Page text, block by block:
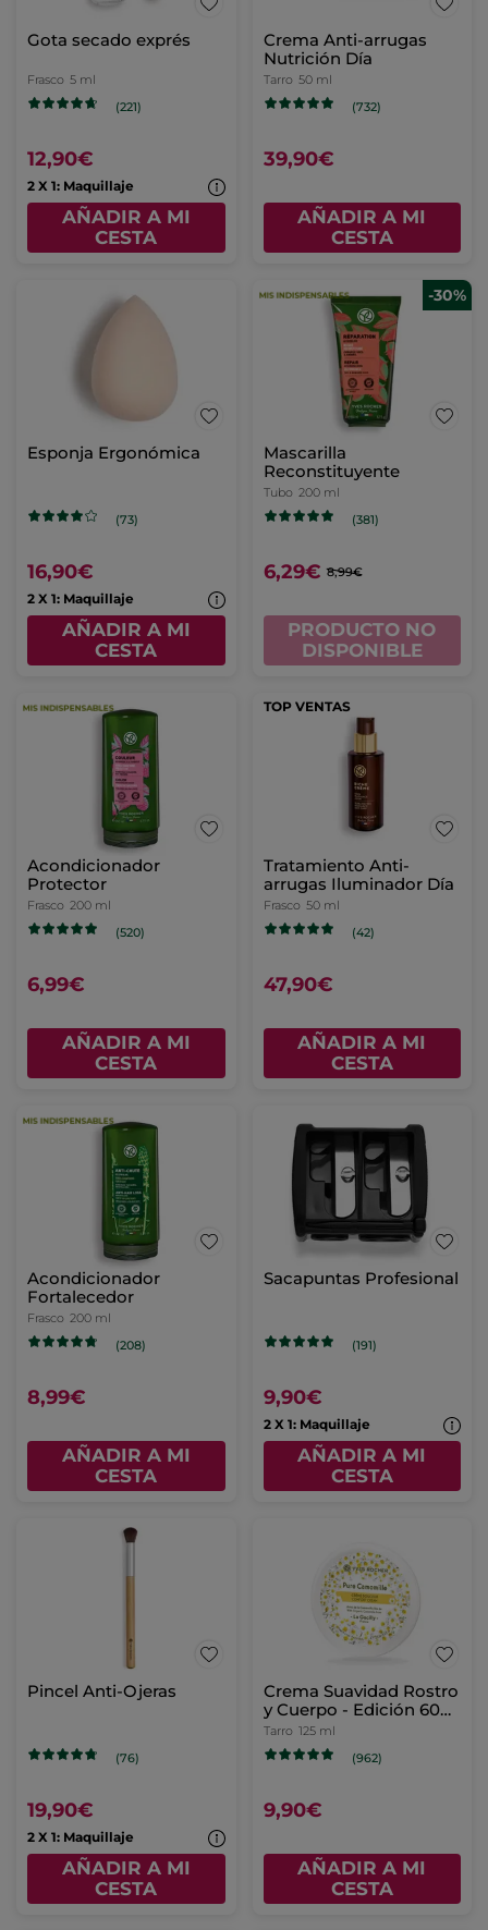
Gota secado exprés
Frasco 5 ml
(221)
12,90€
2 X 1: Maquillaje
AÑADIR A MI
CESTA
Crema Anti-arrugas
Nutrición Día
Tarro 50 ml
(732)
39,90€
AÑADIR A MI
CESTA
Esponja Ergonómica
(73)
16,90€
2 X 1: Maquillaje
AÑADIR A MI
CESTA
-30%
Mascarilla
Reconstituyente
Tubo 200 ml
(381)
6,29€ 8,99€
PRODUCTO NO
DISPONIBLE
Acondicionador
Protector
Frasco 200 ml
(520)
6,99€
AÑADIR A MI
CESTA
TOP VENTAS
Tratamiento Anti-
arrugas Iluminador Día
Frasco 50 ml
(42)
47,90€
AÑADIR A MI
CESTA
Acondicionador
Fortalecedor
Frasco 200 ml
(208)
8,99€
AÑADIR A MI
CESTA
Sacapuntas Profesional
(191)
9,90€
2 X 1: Maquillaje
AÑADIR A MI
CESTA
Pincel Anti-Ojeras
(76)
19,90€
2 X 1: Maquillaje
AÑADIR A MI
CESTA
Crema Suavidad Rostro
y Cuerpo - Edición 60
años
Tarro 125 ml
(962)
9,90€
AÑADIR A MI
CESTA